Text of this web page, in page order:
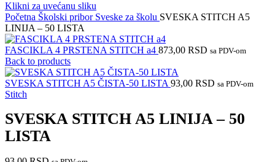
Klikni za uvećanu sliku
Početna Školski pribor Sveske za školu SVESKA STITCH A5
LINIJA – 50 LISTA
FASCIKLA 4 PRSTENA STITCH a4 873,00 RSD sa PDV-om
Back to products
SVESKA STITCH A5 ČISTA-50 LISTA 93,00 RSD sa PDV-om
Stitch
SVESKA STITCH A5 LINIJA – 50
LISTA